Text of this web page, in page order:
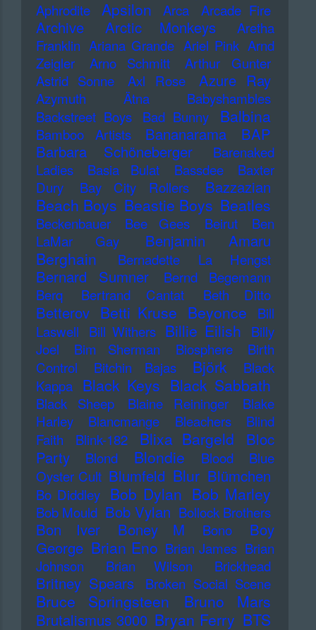
Aphrodite Apsilon Arca Arcade Fire
Archive Arctic Monkeys
Aretha
Franklin Ariana Grande Ariel Pink Arnd
Zeigler
Arno Schmitt
Arthur Gunter
Astrid Sonne
Axl Rose Azure Ray
Azymuth Ätna
Babyshambles
Backstreet Boys
Bad Bunny Balbina
Bamboo Artists Bananarama
BAP
Barbara Schöneberger
Barenaked
Ladies
Basia Bulat Bassdee
Baxter
Dury
Bay City Rollers Bazzazian
Beach Boys Beastie Boys Beatles
Beckenbauer Bee Gees Beirut
Ben
LaMar Gay
Benjamin Amaru
Berghain Bernadette La Hengst
Bernard Sumner
Bernd Begemann
Berq
Bertrand Cantat Beth Ditto
Betterov Betti Kruse Beyonce
Bill
Laswell
Bill Withers Billie Eilish
Billy
Joel
Bim Sherman Biosphere
Birth
Control
Bitchin Bajas Björk
Black
Kappa Black Keys Black Sabbath
Black Sheep Blaine Reininger
Blake
Harley
Blancmange Bleachers
Blind
Faith
Blink-182 Blixa Bargeld
Bloc
Party
Blond Blondie Blood
Blue
Oyster Cult Blumfeld Blur Blümchen
Bo Diddley Bob Dylan Bob Marley
Bob Mould Bob Vylan Bollock Brothers
Bon Iver Boney M Bono
Boy
George Brian Eno Brian James Brian
Johnson
Brian Wilson Brickhead
Britney Spears Broken Social Scene
Bruce Springsteen Bruno Mars
Brutalismus 3000 Bryan Ferry BTS